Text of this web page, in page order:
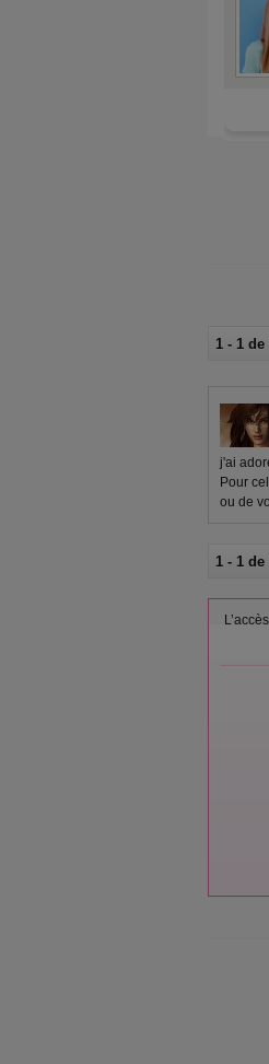
1 - 1 de
j'ai
Pour
ou de
1 - 1 de